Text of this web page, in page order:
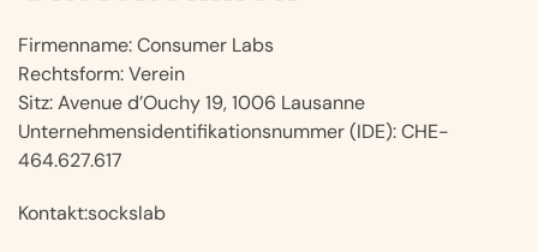
Firmenname: Consumer Labs
Rechtsform: Verein
Sitz: Avenue d’Ouchy 19, 1006 Lausanne
Unternehmensidentifikationsnummer (IDE): CHE-
464.627.617
Kontakt:sockslab